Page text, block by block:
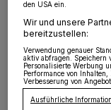
Foto: Eysen
or gut
den USA ein.
Wir und unsere
bereitzustellen:
Verwendung genauer
aktiv abfragen. Speichern
Personalisierte Werbung
Performance von
Verbesserung von
Ausführliche